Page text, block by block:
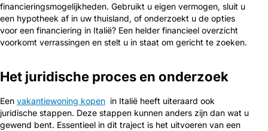
financieringsmogelijkheden. Gebruikt u eigen vermogen, sluit u
een hypotheek af in uw thuisland, of onderzoekt u de opties
voor een financiering in Italië? Een helder financieel overzicht
voorkomt verrassingen en stelt u in staat om gericht te zoeken.
Het juridische proces en onderzoek
Een vakantiewoning kopen in Italië heeft uiteraard ook
juridische stappen. Deze stappen kunnen anders zijn dan wat u
gewend bent. Essentieel in dit traject is het uitvoeren van een